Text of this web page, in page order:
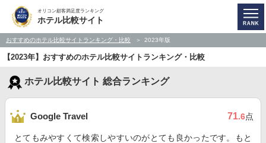
オリコン顧客満足度ランキング
ホテル比較サイト
おすすめのホテル比較サイトランキング・比較 2023年版
【2023年】おすすめのホテル比較サイトランキング・比較
ホテル比較サイト 総合ランキング
Google Travel 71.6点
とてもみやすくて検索しやすいのがとても良かったです。もと